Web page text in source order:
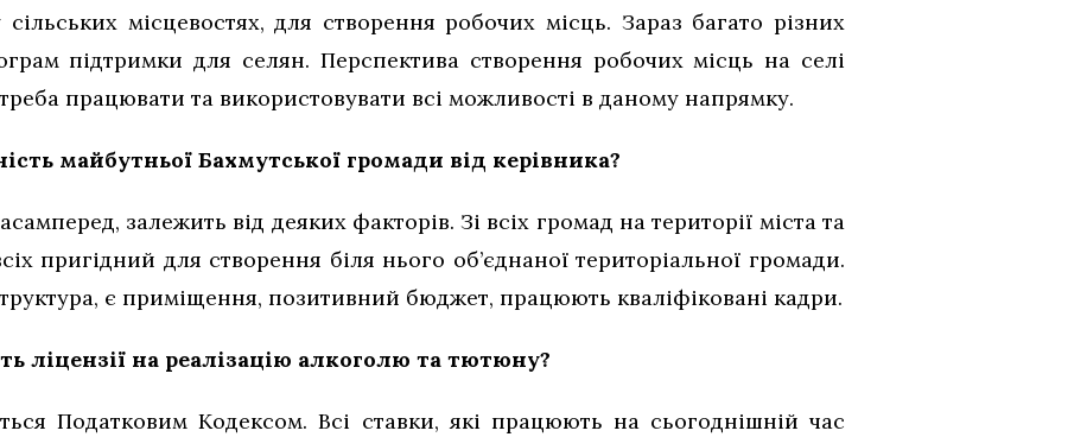
місцевостях, для створення робочих місць. Зараз багато різних
підтримки для селян. Перспектива створення робочих місць на селі
працювати та використовувати всі можливості в даному напрямку.
майбутньої Бахмутської громади від керівника?
залежить від деяких факторів. Зі всіх громад на території міста та
пригідний для створення біля нього об’єднаної територіальної громади.
є приміщення, позитивний бюджет, працюють кваліфіковані кадри.
ліцензії на реалізацію алкоголю та тютюну?
Податковим Кодексом. Всі ставки, які працюють на сьогоднішній час